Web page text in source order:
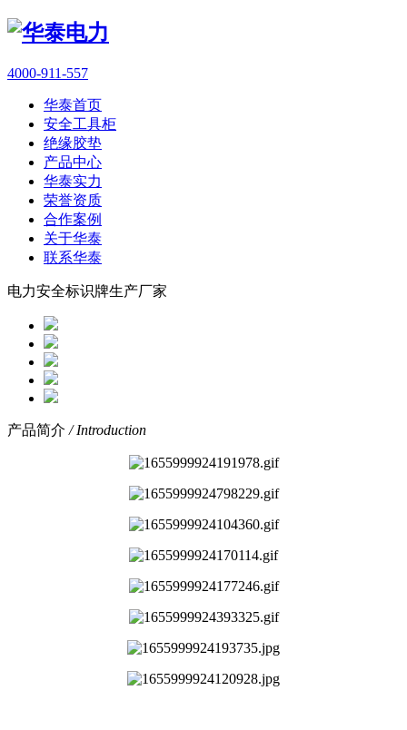
4000-911-557
华泰首页
安全工具柜
绝缘胶垫
产品中心
华泰实力
荣誉资质
合作案例
关于华泰
联系华泰
电力安全标识牌生产厂家
产品简介 / Introduction